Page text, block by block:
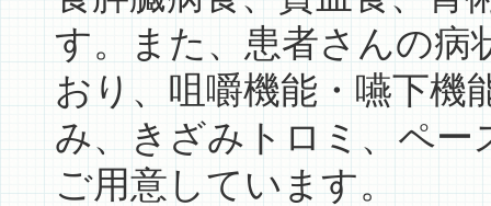
す。また、患者さんの病
おり、咀嚼機能・嚥下機
み、きざみトロミ、ペー
ご用意しています。